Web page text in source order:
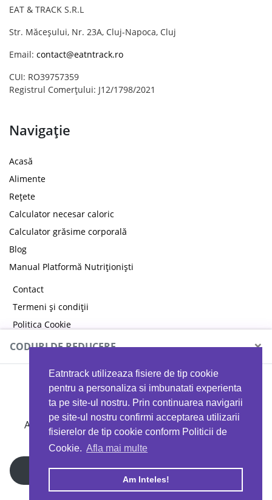
Eatntrack utilizeaza fisiere de tip cookie
pentru a personaliza si imbunatati experienta
ta pe site-ul nostru. Prin continuarea navigarii
pe site-ul nostru confirmi acceptarea utilizarii
fisierelor de tip cookie conform Politicii de
Cookie. Afla mai multe
Am Inteles!
EAT & TRACK S.R.L
Str. Măceșului, Nr. 23A, Cluj-Napoca, Cluj
Email: contact@eatntrack.ro
CUI: RO39757359
Registrul Comerțului: J12/1798/2021
Navigație
Acasă
Alimente
Rețete
Calculator necesar caloric
Calculator grăsime corporală
Blog
Manual Platformă Nutriționiști
Contact
Termeni și condiții
Politica Cookie
Politica de confidențialitate
Copyright © 2026 EAT & TRACK S.R.L
CODURI DE REDUCERE ×
MYPROTEIN
Ai 40%reducere la orice comandă folosind codul
EATTRACK
Profită acum